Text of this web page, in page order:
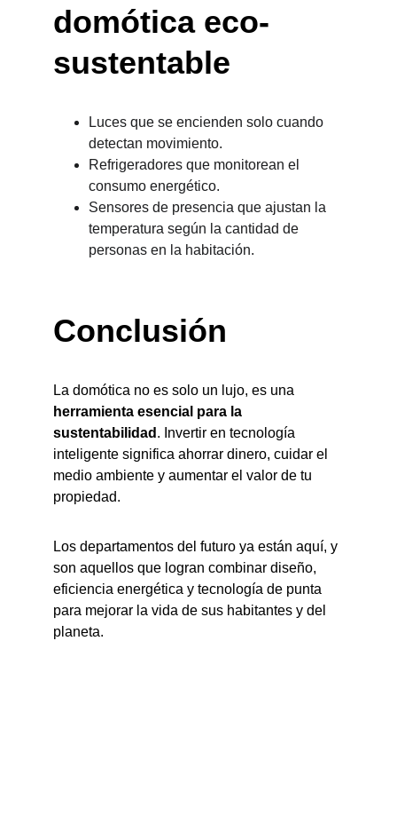
domótica eco-
sustentable
Luces que se encienden solo cuando
detectan movimiento.
Refrigeradores que monitorean el
consumo energético.
Sensores de presencia que ajustan la
temperatura según la cantidad de
personas en la habitación.
Conclusión
La domótica no es solo un lujo, es una
herramienta esencial para la
sustentabilidad . Invertir en tecnología
inteligente significa ahorrar dinero, cuidar el
medio ambiente y aumentar el valor de tu
propiedad.
Los departamentos del futuro ya están aquí, y
son aquellos que logran combinar diseño,
eficiencia energética y tecnología de punta
para mejorar la vida de sus habitantes y del
planeta.